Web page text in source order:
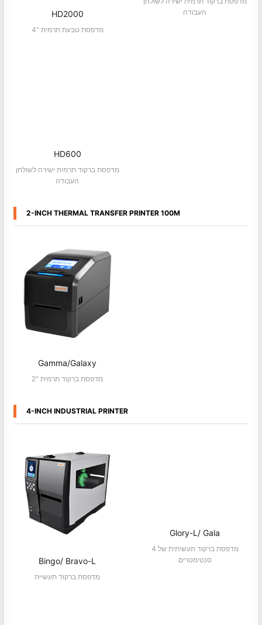
HD2000
4" מדפסת טבעת תרמית
העבודה
HD600
מדפסת ברקוד תרמית ישירה לשולחן
העבודה
2-INCH THERMAL TRANSFER PRINTER 100M
Gamma/Galaxy
2" מדפסת ברקוד תרמית
4-INCH INDUSTRIAL PRINTER
Bingo/ Bravo-L
מדפסת ברקוד תעשיית
Glory-L/ Gala
מדפסת ברקוד תעשיתית של 4
סנטימטרים